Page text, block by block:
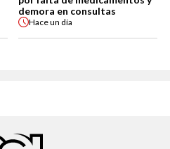
demora en consultas
Haceun día